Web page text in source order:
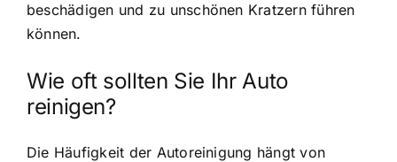
beschädigen und zu unschönen Kratzern führen
können.
Wie oft sollten Sie Ihr Auto
reinigen?
Die Häufigkeit der Autoreinigung hängt von